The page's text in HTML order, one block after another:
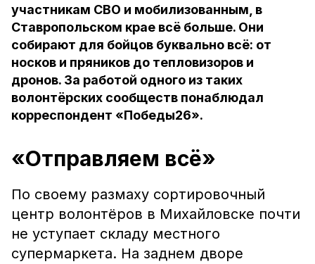
участникам СВО и мобилизованным, в
Ставропольском крае всё больше. Они
собирают для бойцов буквально всё: от
носков и пряников до тепловизоров и
дронов. За работой одного из таких
волонтёрских сообществ понаблюдал
корреспондент «Победы26».
«Отправляем всё»
По своему размаху сортировочный
центр волонтёров в Михайловске почти
не уступает складу местного
супермаркета. На заднем дворе